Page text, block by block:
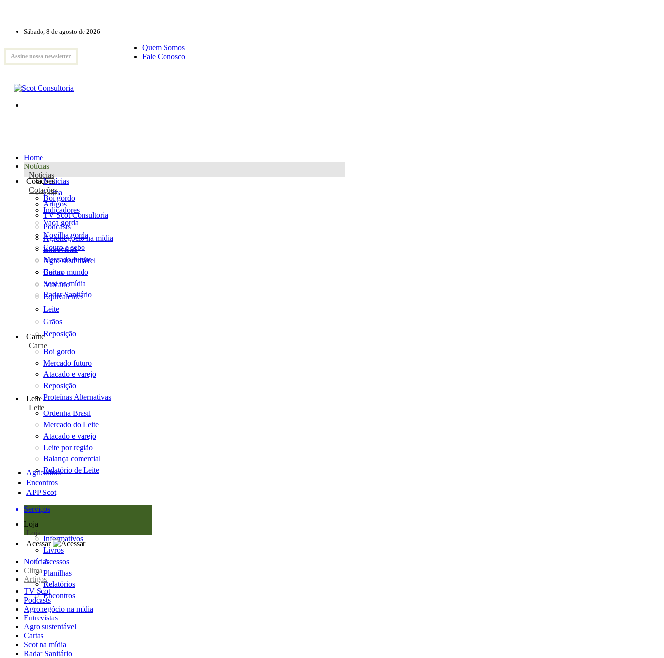
Sábado, 8 de agosto de 2026
Assine nossa newsletter
Quem Somos
Fale Conosco
Home
Notícias
Notícias
Notícias
Clima
Artigos
TV Scot Consultoria
Podcasts
Agronegócio na mídia
Entrevistas
Agro sustentável
Cartas
Scot na mídia
Radar Sanitário
Cotações
Cotações
Boi gordo
Indicadores
Vaca gorda
Novilha gorda
Couro e sebo
Mercado futuro
Boi no mundo
Atacado
Equivalentes
Leite
Grãos
Reposição
Carne
Carne
Boi gordo
Mercado futuro
Atacado e varejo
Reposição
Proteínas Alternativas
Leite
Leite
Ordenha Brasil
Mercado do Leite
Atacado e varejo
Leite por região
Balança comercial
Relatório de Leite
Agricultura
Encontros
APP Scot
Serviços
Loja
Loja
Informativos
Livros
Acessos
Planilhas
Relatórios
Encontros
Acessar
Notícias
Clima
Artigos
TV Scot
Podcasts
Agronegócio na mídia
Entrevistas
Agro sustentável
Cartas
Scot na mídia
Radar Sanitário